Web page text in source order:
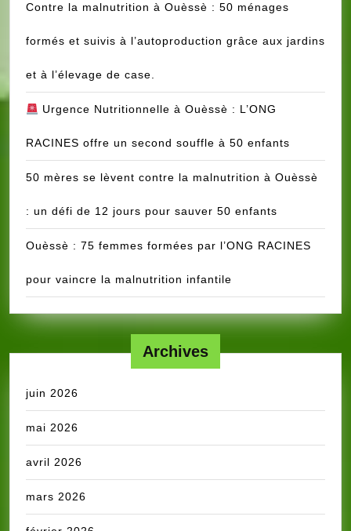
Contre la malnutrition à Ouèssè : 50 ménages
formés et suivis à l’autoproduction grâce aux jardins
et à l’élevage de case.
Urgence Nutritionnelle à Ouèssè : L’ONG
RACINES offre un second souffle à 50 enfants
50 mères se lèvent contre la malnutrition à Ouèssè
: un défi de 12 jours pour sauver 50 enfants
Ouèssè : 75 femmes formées par l’ONG RACINES
pour vaincre la malnutrition infantile
Archives
juin 2026
mai 2026
avril 2026
mars 2026